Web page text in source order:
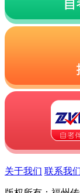
关于我们 联系我